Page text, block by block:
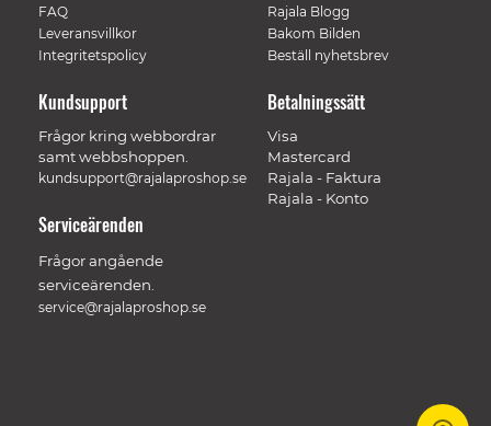
FAQ
Leveransvillkor
Integritetspolicy
Rajala Blogg
Bakom Bilden
Beställ nyhetsbrev
Betalningssätt
Visa
Mastercard
Rajala - Faktura
Rajala - Konto
Kundsupport
Frågor kring webbordrar
samt webbshoppen.
kundsupport@rajalaproshop.se
Serviceärenden
Frågor angående
serviceärenden.
service@rajalaproshop.se